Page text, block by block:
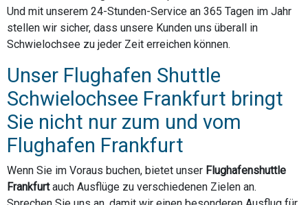
Und mit unserem 24-Stunden-Service an 365 Tagen im Jahr
stellen wir sicher, dass unsere Kunden uns überall in
Schwielochsee zu jeder Zeit erreichen können.
Unser Flughafen Shuttle
Schwielochsee Frankfurt bringt
Sie nicht nur zum und vom
Flughafen Frankfurt
Wenn Sie im Voraus buchen, bietet unser Flughafenshuttle
Frankfurtauch Ausflüge zu verschiedenen Zielen an.